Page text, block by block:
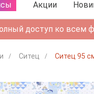
Акции
доступ ко всем
Ситец Ситец 95